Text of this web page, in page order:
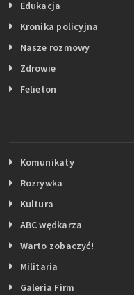
Edukacja
Kronika policyjna
Nasze rozmowy
Zdrowie
Felieton
Komunikaty
Rozrywka
Kultura
ABC wędkarza
Warto zobaczyć!
Militaria
Galeria Firm